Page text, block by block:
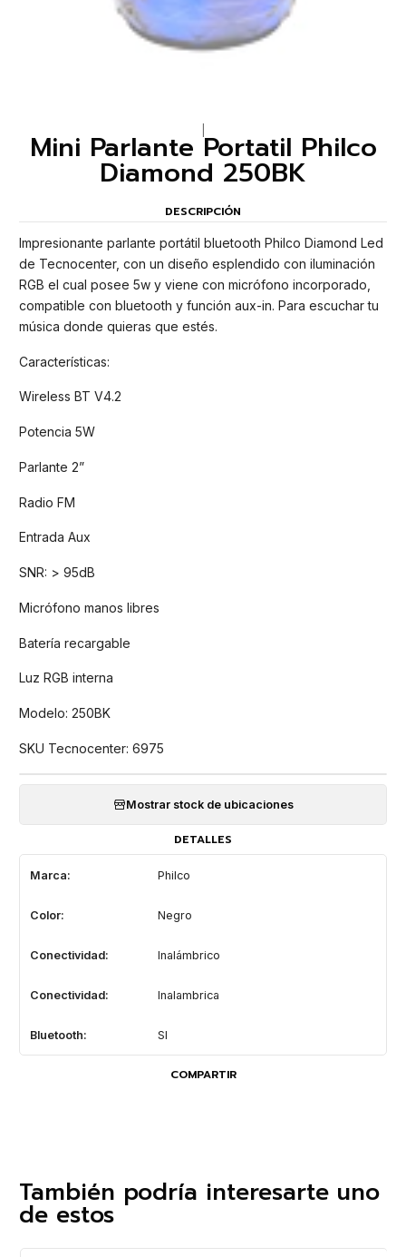
Mini Parlante Portatil Philco
Diamond 250BK
DESCRIPCIÓN
Impresionante parlante portátil bluetooth Philco Diamond Led
de Tecnocenter, con un diseño esplendido con iluminación
RGB el cual posee 5w y viene con micrófono incorporado,
compatible con bluetooth y función aux-in. Para escuchar tu
música donde quieras que estés.
Características:
Wireless BT V4.2
Potencia 5W
Parlante 2”
Radio FM
Entrada Aux
SNR: > 95dB
Micrófono manos libres
Batería recargable
Luz RGB interna
Modelo: 250BK
SKU Tecnocenter: 6975
Mostrar stock de ubicaciones
DETALLES
Marca: Philco
Color: Negro
Conectividad: Inalámbrico
Conectividad: Inalambrica
Bluetooth: SI
COMPARTIR
También podría interesarte uno
de estos